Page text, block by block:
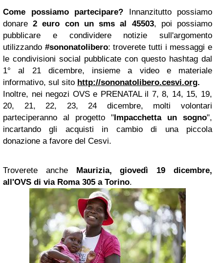
Come possiamo partecipare? Innanzitutto possiamo
donare 2 euro con un sms al 45503, poi possiamo
pubblicare e condividere notizie sull'argomento
utilizzando #sononatolibero: troverete tutti i messaggi e
le condivisioni social pubblicate con questo hashtag dal
1° al 21 dicembre, insieme a video e materiale
informativo, sul sito http://sononatolibero.cesvi.org.
Inoltre, nei negozi OVS e PRENATAL il 7, 8, 14, 15, 19,
20, 21, 22, 23, 24 dicembre, molti volontari
parteciperanno al progetto "Impacchetta un sogno",
incartando gli acquisti in cambio di una piccola
donazione a favore del Cesvi.
Troverete anche Maurizia, giovedì 19 dicembre,
all'OVS di via Roma305 a Torino.